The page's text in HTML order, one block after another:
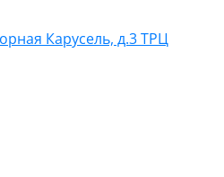
Карусель, д.3 ТРЦ